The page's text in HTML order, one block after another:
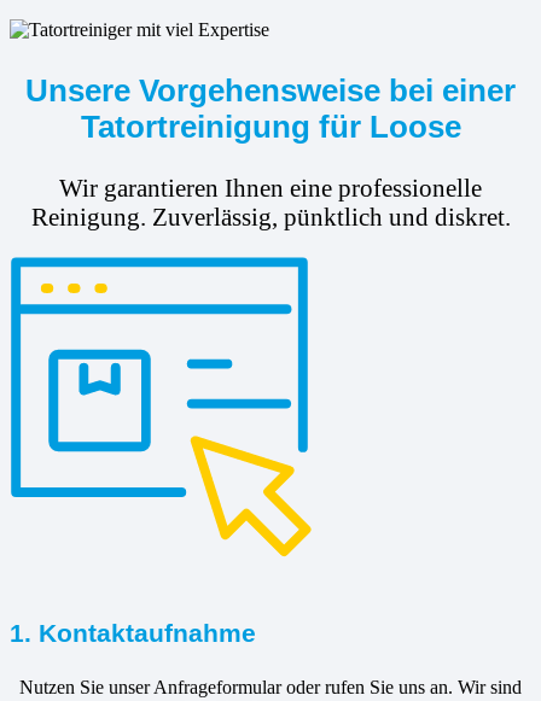
Unsere Vorgehensweise bei einer
Tatortreinigung für Loose
Wir garantieren Ihnen eine professionelle
Reinigung. Zuverlässig, pünktlich und diskret.
1. Kontaktaufnahme
Nutzen Sie unser Anfrageformular oder rufen Sie uns an. Wir sind